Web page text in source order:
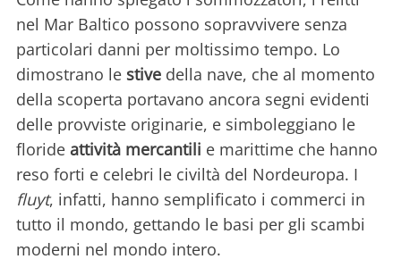
nel Mar Baltico possono sopravvivere senza
particolari danni per moltissimo tempo. Lo
dimostrano le stive della nave, che al momento
della scoperta portavano ancora segni evidenti
delle provviste originarie, e simboleggiano le
floride attività mercantili e marittime che hanno
reso forti e celebri le civiltà del Nordeuropa. I
fluyt, infatti, hanno semplificato i commerci in
tutto il mondo, gettando le basi per gli scambi
moderni nel mondo intero.